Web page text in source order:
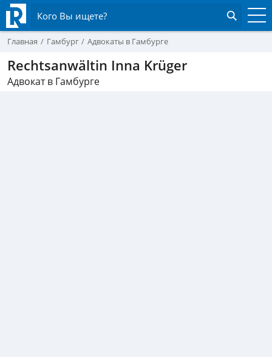
Кого Вы ищете?
Главная Гамбург Адвокаты в Гамбурге
Rechtsanwältin Inna Krüger
Адвокат в Гамбурге